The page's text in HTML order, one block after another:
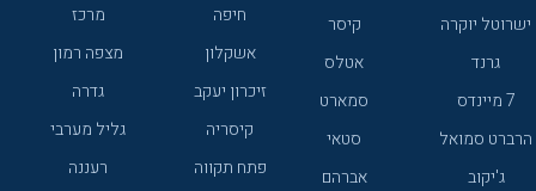
ישרוטל יוקרה
קיסר
גרנד
אטלס
7 מיינדס
סמארט
הרברט סמואל
סטאי
ג'יקוב
אברהם
חיפה
מרכז
אשקלון
מצפה רמון
זיכרון יעקב
גדרה
קיסריה
גליל מערבי
פתח תקווה
רעננה